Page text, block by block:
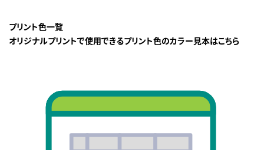
プリント色一覧
オリジナルプリントで使用できるプリント色のカラー見本はこちら